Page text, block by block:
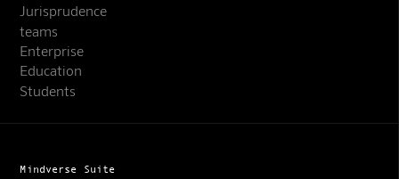
Jurisprudence
teams
Enterprise
Education
Students
Mindverse Suite